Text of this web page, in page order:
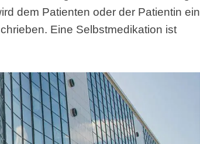
dem Patienten oder der Patientin ein
Eine Selbstmedikation ist